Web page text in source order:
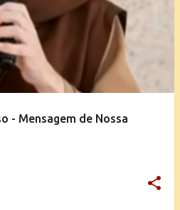
- Mensagem de Nossa